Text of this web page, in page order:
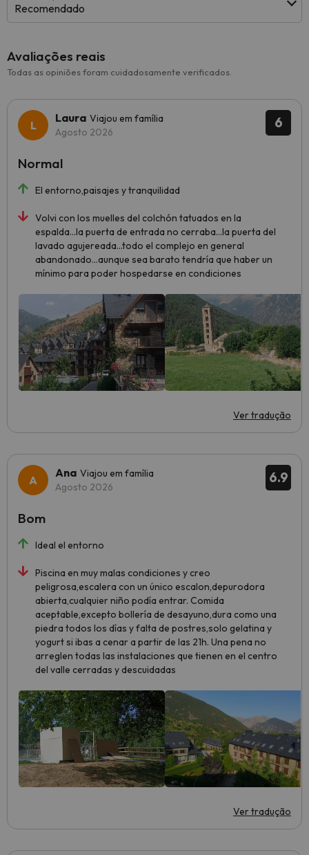
Recomendado
Avaliações reais
Todas as opiniões foram cuidadosamente verificados.
6
Laura Viajou em família
Agosto 2026
El entorno,paisajes y tranquilidad
Volvi con los muelles del colchón tatuados en la
espalda...la puerta de entrada no cerraba...la puerta del
lavado agujereada...todo el complejo en general
abandonado...aunque sea barato tendría que haber un
mínimo para poder hospedarse en condiciones
Ver tradução
Normal
6.9
Ana Viajou em família
Agosto 2026
Ideal el entorno
Piscina en muy malas condiciones y creo
peligrosa,escalera con un único escalon,depurodora
abierta,cualquier niño podía entrar. Comida
aceptable,excepto bollería de desayuno,dura como una
piedra todos los días y falta de postres,solo gelatina y
yogurt si ibas a cenar a partir de las 21h. Una pena no
arreglen todas las instalaciones que tienen en el centro
del valle cerradas y descuidadas
Ver tradução
Bom